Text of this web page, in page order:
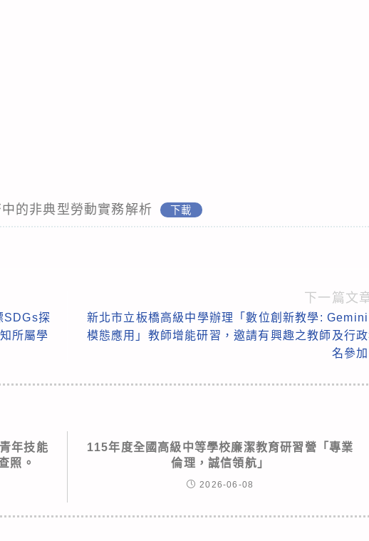
的非典型勞動實務解析 下載
SDGs探
所屬學
下一篇文
新北市立板橋高級中學辦理「數位創新教學: Gemini
模態應用」教師增能研習，邀請有興趣之教師及行政
名參加
年技能
照。
115年度全國高級中等學校廉潔教育研習營「專業
倫理，誠信領航」
2026-06-08